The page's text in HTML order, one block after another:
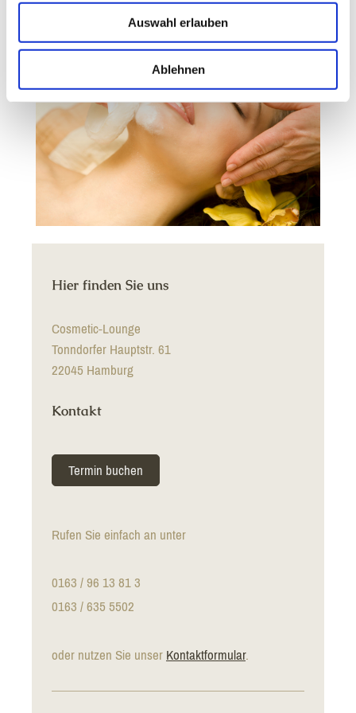
Auswahl erlauben
Ablehnen
Hier finden Sie uns
Cosmetic-Lounge
Tonndorfer Hauptstr. 61
22045 Hamburg
Kontakt
Termin buchen
Rufen Sie einfach an unter
0163 / 96 13 81 3
0163 / 635 5502
oder nutzen Sie unser Kontaktformular.